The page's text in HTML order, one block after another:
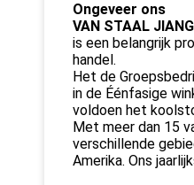
Ongeveer ons
VAN STAAL
is een belangrijk
handel.
Het de
in de Éénfasige
voldoen het
Met meer dan 15
verschillende
Amerika. Ons